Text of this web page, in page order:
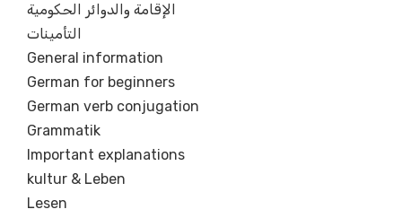
الإقامة والدوائر الحكومية
التأمينات
General information
German for beginners
German verb conjugation
Grammatik
Important explanations
kultur & Leben
Lesen